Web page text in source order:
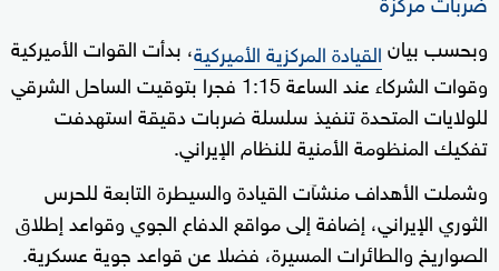
وبحسب بيانالقيادة المركزية الأميركية، بدأت القوات الأميركية
وقوات الشركاء عند الساعة 1:15 فجرا بتوقيت الساحل الشرقي
للولايات المتحدة تنفيذ سلسلة ضربات دقيقة استهدفت
تفكيك المنظومة الأمنية للنظام الإيراني.
وشملت الأهداف منشآت القيادة والسيطرة التابعة للحرس
الثوري الإيراني، إضافة إلى مواقع الدفاع الجوي وقواعد إطلاق
الصواريخ والطائرات المسيرة، فضلا عن قواعد جوية عسكرية.